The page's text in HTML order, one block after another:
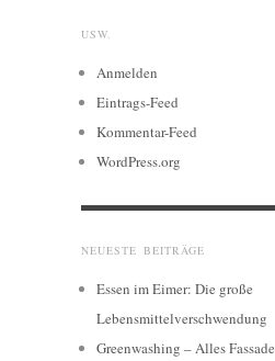
USW.
Anmelden
Eintrags-Feed
Kommentar-Feed
WordPress.org
NEUESTE BEITRÄGE
Essen im Eimer: Die große
Lebensmittelverschwendung
Greenwashing – Alles Fassade